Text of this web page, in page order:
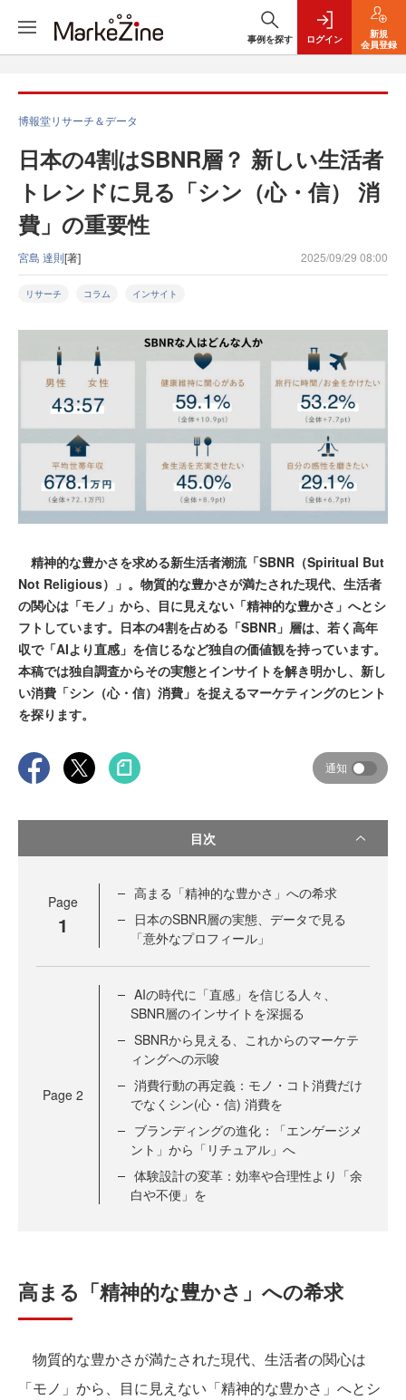
事例を探す ログイン
新規
会員登録
博報堂リサーチ＆データ
日本の4割はSBNR層？ 新しい生活者
トレンドに見る「シン（心・信） 消
費」の重要性
宮島 達則[著] 2025/09/29 08:00
リサーチ コラム インサイト
精神的な豊かさを求める新生活者潮流「SBNR（Spiritual But
Not Religious）」。物質的な豊かさが満たされた現代、生活者
の関心は「モノ」から、目に見えない「精神的な豊かさ」へとシ
フトしています。日本の4割を占める「SBNR」層は、若く高年
収で「AIより直感」を信じるなど独自の価値観を持っています。
本稿では独自調査からその実態とインサイトを解き明かし、新し
い消費「シン（心・信）消費」を捉えるマーケティングのヒント
を探ります。
通知
目次
Page
1
高まる「精神的な豊かさ」への希求
日本のSBNR層の実態、データで見る
「意外なプロフィール」
Page 2
AIの時代に「直感」を信じる人々、
SBNR層のインサイトを深掘る
SBNRから見える、これからのマーケテ
ィングへの示唆
消費行動の再定義：モノ・コト消費だけ
でなくシン(心・信) 消費を
ブランディングの進化：「エンゲージメ
ント」から「リチュアル」へ
体験設計の変革：効率や合理性より「余
白や不便」を
高まる「精神的な豊かさ」への希求
物質的な豊かさが満たされた現代、生活者の関心は
「モノ」から、目に見えない「精神的な豊かさ」へとシ